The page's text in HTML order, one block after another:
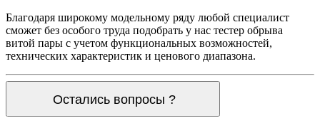
Благодаря широкому модельному ряду любой специалист
сможет без особого труда подобрать у нас тестер обрыва
витой пары с учетом функциональных возможностей,
технических характеристик и ценового диапазона.
Остались вопросы ?